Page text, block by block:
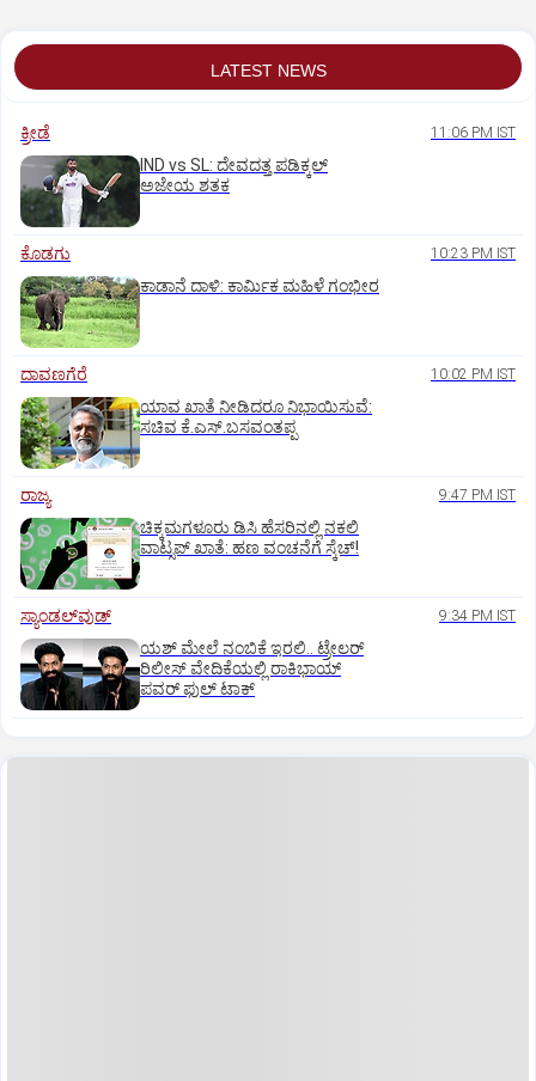
LATEST NEWS
ಕ್ರೀಡೆ 11:06 PM IST
IND vs SL: ದೇವದತ್ತ ಪಡಿಕ್ಕಲ್‌
ಅಜೇಯ ಶತಕ
ಕೊಡಗು 10:23 PM IST
ಕಾಡಾನೆ ದಾಳಿ: ಕಾರ್ಮಿಕ ಮಹಿಳೆ ಗಂಭೀರ
ದಾವಣಗೆರೆ 10:02 PM IST
ಯಾವ ಖಾತೆ ನೀಡಿದರೂ ನಿಭಾಯಿಸುವೆ:
ಸಚಿವ ಕೆ.ಎಸ್.ಬಸವಂತಪ್ಪ
ರಾಜ್ಯ 9:47 PM IST
ಚಿಕ್ಕಮಗಳೂರು ಡಿಸಿ ಹೆಸರಿನಲ್ಲಿ ನಕಲಿ
ವಾಟ್ಸಪ್ ಖಾತೆ: ಹಣ ವಂಚನೆಗೆ ಸ್ಕೆಚ್!
ಸ್ಯಾಂಡಲ್‌ವುಡ್‌ 9:34 PM IST
ಯಶ್‌ ಮೇಲೆ ನಂಬಿಕೆ ಇರಲಿ.. ಟ್ರೇಲರ್‌
ರಿಲೀಸ್‌ ವೇದಿಕೆಯಲ್ಲಿ ರಾಕಿಭಾಯ್‌
ಪವರ್‌ ಫುಲ್‌ ಟಾಕ್